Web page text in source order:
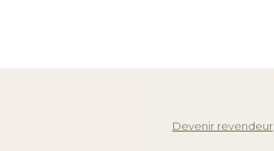
Devenir revendeur